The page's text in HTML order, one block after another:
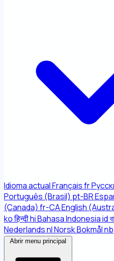
Idioma actualFrançaisfr
Português (Brasil) pt-BR
(Canada) fr-CAEnglish
koहिन्दीhiBahasa Indonesiaid
NederlandsnlNorsk Bokmålnb
Abrir menu principal